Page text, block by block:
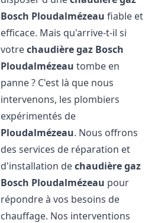
Bosch Ploudalmézeau fiable et
efficace. Mais qu'arrive-t-il si
votrechaudière gaz Bosch
Ploudalmézeau tombe en
panne ? C'est là que nous
intervenons, les plombiers
expérimentés de
Ploudalmézeau. Nous offrons
des services de réparation et
d'installation dechaudière gaz
Bosch Ploudalmézeau pour
répondre à vos besoins de
chauffage. Nos interventions